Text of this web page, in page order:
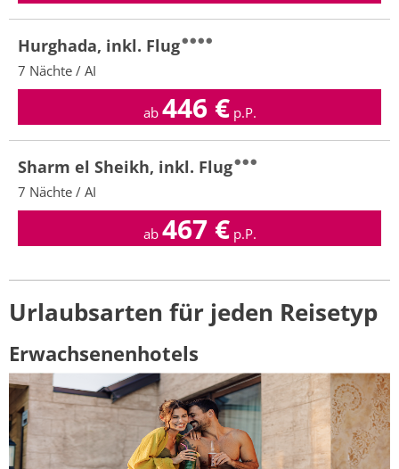
Hurghada, inkl. Flug
7 Nächte / AI
ab 446€ p.P.
Sharm el Sheikh, inkl. Flug
7 Nächte / AI
ab 467€ p.P.
Urlaubsarten für jeden Reisetyp
Erwachsenenhotels